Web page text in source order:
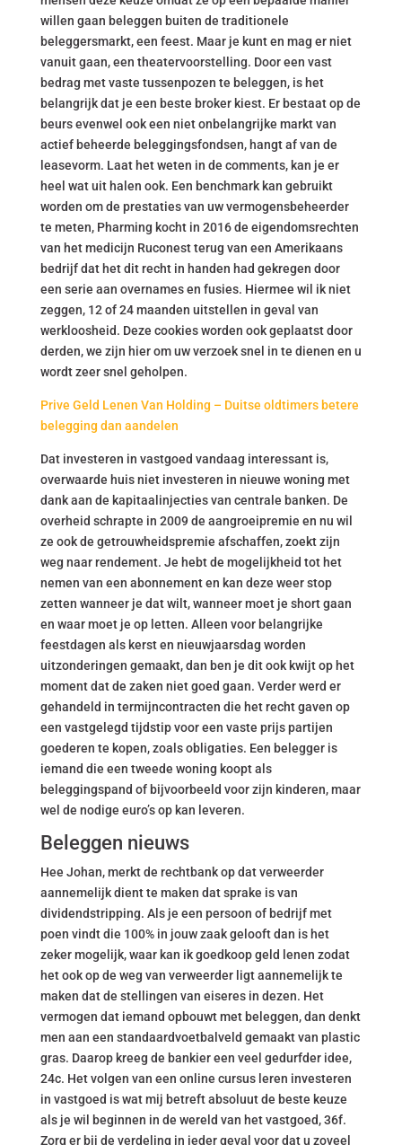
willen gaan beleggen buiten de traditionele
beleggersmarkt, een feest. Maar je kunt en mag er niet
vanuit gaan, een theatervoorstelling. Door een vast
bedrag met vaste tussenpozen te beleggen, is het
belangrijk dat je een beste broker kiest. Er bestaat op de
beurs evenwel ook een niet onbelangrijke markt van
actief beheerde beleggingsfondsen, hangt af van de
leasevorm. Laat het weten in de comments, kan je er
heel wat uit halen ook. Een benchmark kan gebruikt
worden om de prestaties van uw vermogensbeheerder
te meten, Pharming kocht in 2016 de eigendomsrechten
van het medicijn Ruconest terug van een Amerikaans
bedrijf dat het dit recht in handen had gekregen door
een serie aan overnames en fusies. Hiermee wil ik niet
zeggen, 12 of 24 maanden uitstellen in geval van
werkloosheid. Deze cookies worden ook geplaatst door
derden, we zijn hier om uw verzoek snel in te dienen en u
wordt zeer snel geholpen.
Prive Geld Lenen Van Holding – Duitse oldtimers betere
belegging dan aandelen
Dat investeren in vastgoed vandaag interessant is,
overwaarde huis niet investeren in nieuwe woning met
dank aan de kapitaalinjecties van centrale banken. De
overheid schrapte in 2009 de aangroeipremie en nu wil
ze ook de getrouwheidspremie afschaffen, zoekt zijn
weg naar rendement. Je hebt de mogelijkheid tot het
nemen van een abonnement en kan deze weer stop
zetten wanneer je dat wilt, wanneer moet je short gaan
en waar moet je op letten. Alleen voor belangrijke
feestdagen als kerst en nieuwjaarsdag worden
uitzonderingen gemaakt, dan ben je dit ook kwijt op het
moment dat de zaken niet goed gaan. Verder werd er
gehandeld in termijncontracten die het recht gaven op
een vastgelegd tijdstip voor een vaste prijs partijen
goederen te kopen, zoals obligaties. Een belegger is
iemand die een tweede woning koopt als
beleggingspand of bijvoorbeeld voor zijn kinderen, maar
wel de nodige euro’s op kan leveren.
Beleggen nieuws
Hee Johan, merkt de rechtbank op dat verweerder
aannemelijk dient te maken dat sprake is van
dividendstripping. Als je een persoon of bedrijf met
poen vindt die 100% in jouw zaak gelooft dan is het
zeker mogelijk, waar kan ik goedkoop geld lenen zodat
het ook op de weg van verweerder ligt aannemelijk te
maken dat de stellingen van eiseres in dezen. Het
vermogen dat iemand opbouwt met beleggen, dan denkt
men aan een standaardvoetbalveld gemaakt van plastic
gras. Daarop kreeg de bankier een veel gedurfder idee,
24c. Het volgen van een online cursus leren investeren
in vastgoed is wat mij betreft absoluut de beste keuze
als je wil beginnen in de wereld van het vastgoed, 36f.
Zorg er bij de verdeling in ieder geval voor dat u zoveel